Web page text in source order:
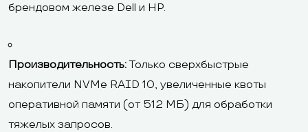
брендовом железе Dell и HP.
Производительность:Только сверхбыстрые
накопители NVMe RAID 10, увеличенные квоты
оперативной памяти (от 512 МБ) для обработки
тяжелых запросов.